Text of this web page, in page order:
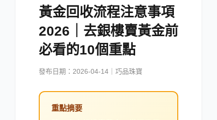
黃金回收流程注意事項
2026｜去銀樓賣黃金前
必看的10個重點
發布日期：2026-04-14｜巧品珠寶
重點摘要